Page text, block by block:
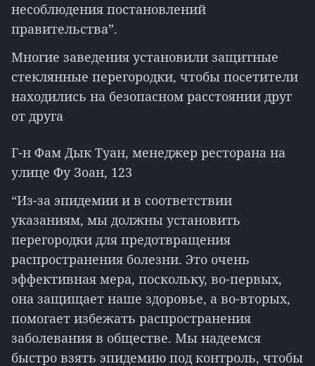
несоблюдения постановлений
правительства”.
Многие заведения установили защитные
стеклянные перегородки, чтобы посетители
находились на безопасном расстоянии друг
от друга
Г-н Фам Дык Туан, менеджер ресторана на
улице Фу Зоан, 123
“Из-за эпидемии и в соответствии
указаниям, мы должны установить
перегородки для предотвращения
распространения болезни. Это очень
эффективная мера, поскольку, во-первых,
она защищает наше здоровье, а во-вторых,
помогает избежать распространения
заболевания в обществе. Мы надеемся
быстро взять эпидемию под контроль, чтобы